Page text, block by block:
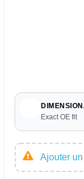
Exact OE fit
Ajouter